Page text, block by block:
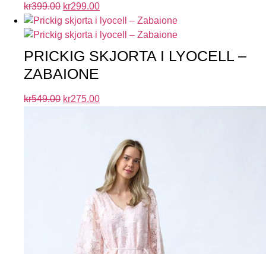
kr399.00 kr299.00
PRICKIG SKJORTA I LYOCELL –
ZABAIONE
kr549.00 kr275.00